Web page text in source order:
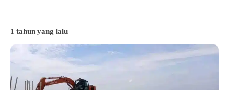
1 tahun yang lalu